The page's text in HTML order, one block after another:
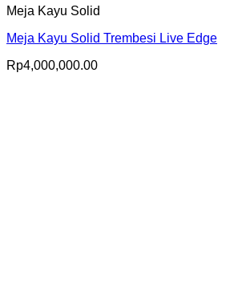
Meja Kayu Solid
Meja Kayu Solid Trembesi Live Edge
Rp4,000,000.00